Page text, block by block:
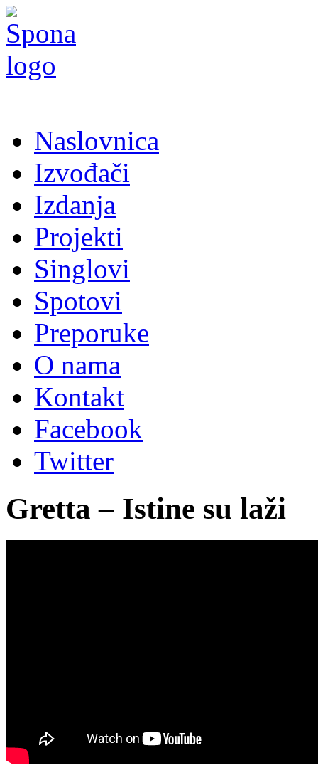
Naslovnica
Izvođači
Izdanja
Projekti
Singlovi
Spotovi
Preporuke
O nama
Kontakt
Facebook
Twitter
Gretta – Istine su laži